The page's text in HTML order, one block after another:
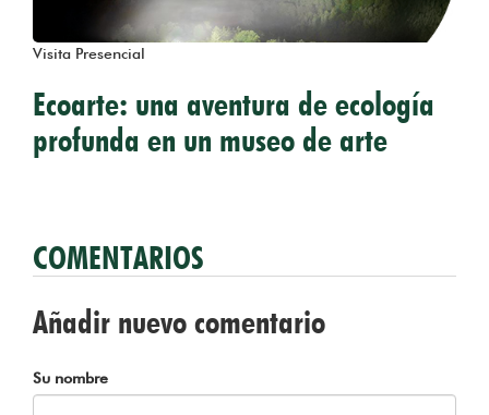
Ecoarte: una aventura de ecología
profunda en un museo de arte
Visita Presencial
COMENTARIOS
Añadir nuevo comentario
Su nombre